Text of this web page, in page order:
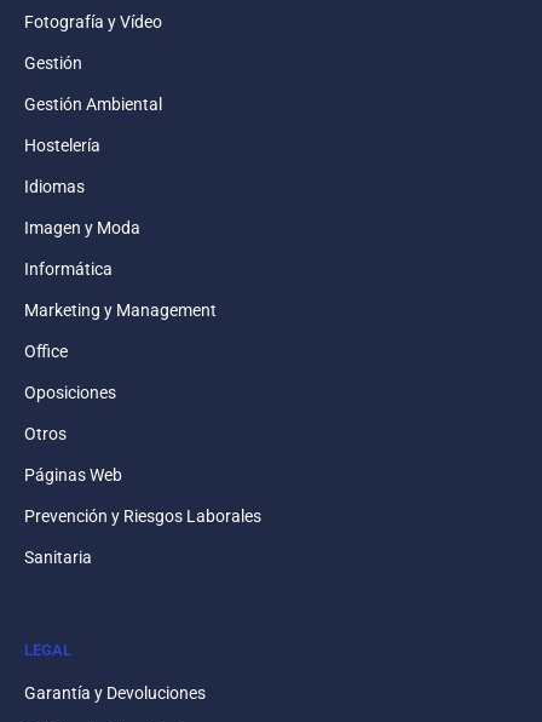
Fotografía y Vídeo
Gestión
Gestión Ambiental
Hostelería
Idiomas
Imagen y Moda
Informática
Marketing y Management
Office
Oposiciones
Otros
Páginas Web
Prevención y Riesgos Laborales
Sanitaria
LEGAL
Garantía y Devoluciones